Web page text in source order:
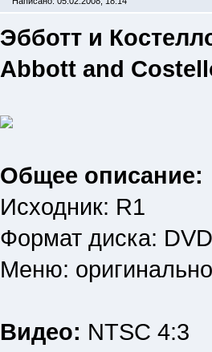
Эбботт и
Abbott and
Общее описание:
Исходник: R1
Формат диска:
Меню:
Видео: NTSC 4:3